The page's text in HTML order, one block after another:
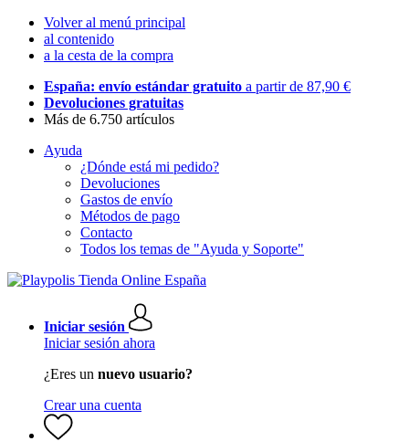
Volver al menú principal
al contenido
a la cesta de la compra
España: envío estándar gratuito a partir de 87,90 €
Devoluciones gratuitas
Más de 6.750 artículos
Ayuda
¿Dónde está mi pedido?
Devoluciones
Gastos de envío
Métodos de pago
Contacto
Todos los temas de "Ayuda y Soporte"
Iniciar sesión
Iniciar sesión ahora
¿Eres un nuevo usuario?
Crear una cuenta